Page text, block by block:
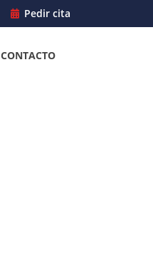
Pedir cita
CONTACTO